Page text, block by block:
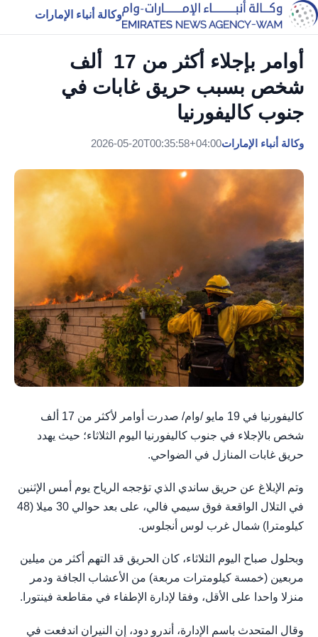
وكالة أنباء الإمارات
أوامر بإجلاء أكثر من 17 ألف
شخص بسبب حريق غابات في
جنوب كاليفورنيا
وكالة أنباء الإمارات2026-05-20T00:35:58+04:00
كاليفورنيا في 19 مايو /وام/ صدرت أوامر لأكثر من 17 ألف
شخص بالإجلاء في جنوب كاليفورنيا اليوم الثلاثاء؛ حيث يهدد
حريق غابات المنازل في الضواحي.
وتم الإبلاغ عن حريق ساندي الذي تؤججه الرياح يوم أمس الإثنين
في التلال الواقعة فوق سيمي فالي، على بعد حوالي 30 ميلا (48
كيلومترا) شمال غرب لوس أنجلوس.
وبحلول صباح اليوم الثلاثاء، كان الحريق قد التهم أكثر من ميلين
مربعين (خمسة كيلومترات مربعة) من الأعشاب الجافة ودمر
منزلا واحدا على الأقل، وفقا لإدارة الإطفاء في مقاطعة فينتورا.
وقال المتحدث باسم الإدارة، أندرو دود، إن النيران اندفعت في